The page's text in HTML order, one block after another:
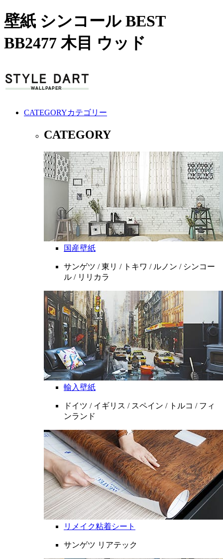
壁紙 シンコール BEST
BB2477 木目 ウッド
CATEGORYカテゴリー
CATEGORY
国産壁紙
サンゲツ / 東リ / トキワ / ルノン / シンコー
ル / リリカラ
輸入壁紙
ドイツ / イギリス / スペイン / トルコ / フィ
ンランド
リメイク粘着シート
サンゲツ リアテック